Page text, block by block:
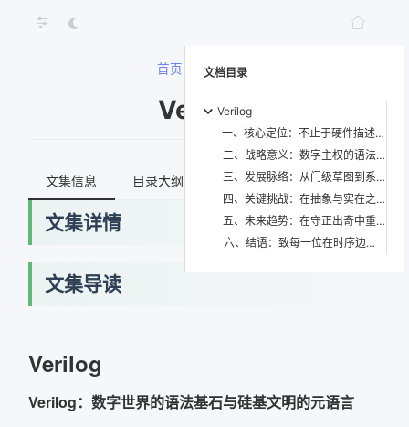
首页 Verilog
Verilog
文集信息 目录大纲 最新文档 知识宇宙
文集详情
文集导读
Verilog
Verilog：数字世界的语法基石与硅基文明的元语言
文档目录
Verilog
一、核心定位：不止于硬件描述语言，而是数字存在论的操作系统
二、战略意义：数字主权的语法边疆与自主可控的底层支点
三、发展脉络：从门级草图到系统级契约的四次范式跃迁
四、关键挑战：在抽象与实在之间走钢丝的永恒困境
五、未来趋势：在守正出奇中重构数字设计的新范式
六、结语：致每一位在时序边缘行走的建筑师